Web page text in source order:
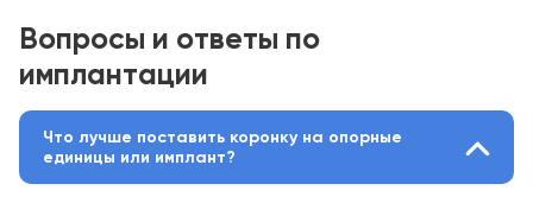
Вопросы и ответы по
имплантации
Что лучше поставить коронку на опорные
единицы или имплант?